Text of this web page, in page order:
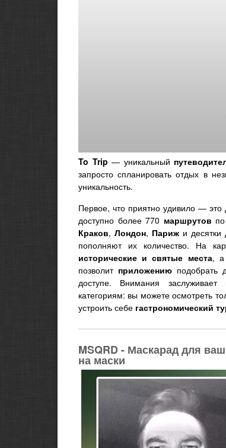
To Trip — уникальный
запросто спланировать отдых в
уникальность.
Первое, что приятно удивило —
доступно более 770 маршрутов
Краков, Лондон, Парижи десятки
пополняют их количество. На
исторические и святые места, а
позволит приложению подобрать
доступе. Внимания заслуживает
категориям: вы можете осмотреть
устроить себе гастрономический
MSQRD - Маскарад для
на маски